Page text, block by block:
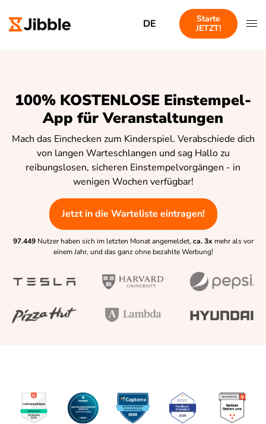
DE
Starte
JETZT!
100% KOSTENLOSE Einstempel-
App für Veranstaltungen
Mach das Einchecken zum Kinderspiel. Verabschiede dich
von langen Warteschlangen und sag Hallo zu
reibungslosen, sicheren Einstempelvorgängen - in
wenigen Wochen verfügbar!
Jetzt in die Warteliste eintragen!
97.449 Nutzer haben sich im letzten Monat angemeldet, ca. 3x mehr als vor
einem Jahr, und das ganz ohne bezahlte Werbung!